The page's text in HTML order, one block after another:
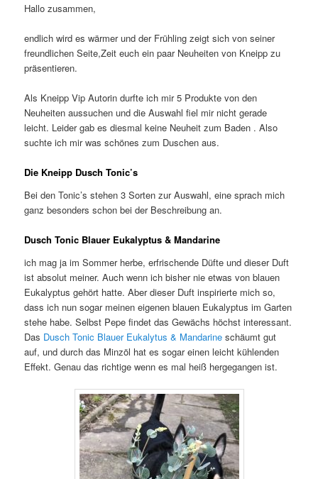
Hallo zusammen,
endlich wird es wärmer und der Frühling zeigt sich von seiner
freundlichen Seite,Zeit euch ein paar Neuheiten von Kneipp zu
präsentieren.
Als Kneipp Vip Autorin durfte ich mir 5 Produkte von den
Neuheiten aussuchen und die Auswahl fiel mir nicht gerade
leicht. Leider gab es diesmal keine Neuheit zum Baden . Also
suchte ich mir was schönes zum Duschen aus.
Die Kneipp Dusch Tonic’s
Bei den Tonic’s stehen 3 Sorten zur Auswahl, eine sprach mich
ganz besonders schon bei der Beschreibung an.
Dusch Tonic Blauer Eukalyptus & Mandarine
ich mag ja im Sommer herbe, erfrischende Düfte und dieser Duft
ist absolut meiner. Auch wenn ich bisher nie etwas von blauen
Eukalyptus gehört hatte. Aber dieser Duft inspirierte mich so,
dass ich nun sogar meinen eigenen blauen Eukalyptus im Garten
stehe habe. Selbst Pepe findet das Gewächs höchst interessant.
Das Dusch Tonic Blauer Eukalytus & Mandarine schäumt gut
auf, und durch das Minzöl hat es sogar einen leicht kühlenden
Effekt. Genau das richtige wenn es mal heiß hergegangen ist.